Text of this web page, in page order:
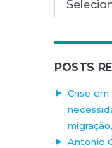
POSTS
Crise
Antonio